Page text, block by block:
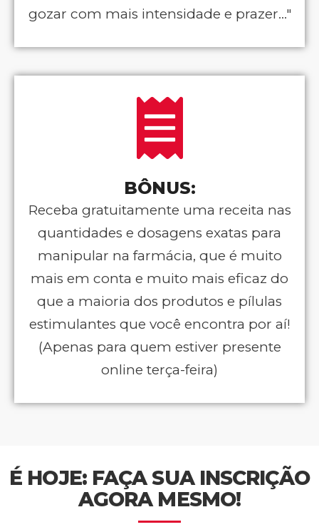
gozar com mais intensidade e prazer..."
BÔNUS:
Receba gratuitamente uma receita nas
quantidades e dosagens exatas para
manipular na farmácia, que é muito
mais em conta e muito mais eficaz do
que a maioria dos produtos e pílulas
estimulantes que você encontra por aí!
(Apenas para quem estiver presente
online terça-feira)
É HOJE: FAÇA SUA INSCRIÇÃO
AGORA MESMO!